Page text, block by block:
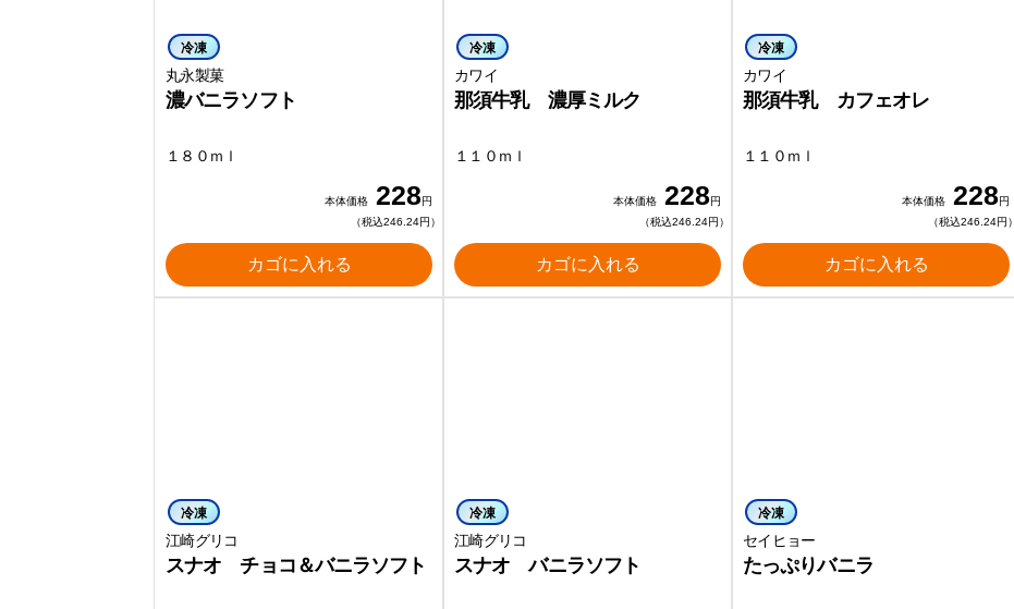
冷凍
丸永製菓
濃バニラソフト
１８０ｍｌ
本体価格 228円
（税込246.24円）
カゴに入れる
冷凍
カワイ
那須牛乳 濃厚ミルク
１１０ｍｌ
本体価格 228円
（税込246.24円）
カゴに入れる
冷凍
カワイ
那須牛乳 カフェオレ
１１０ｍｌ
本体価格 228円
（税込246.24円）
カゴに入れる
冷凍
江崎グリコ
スナオ チョコ＆バニラソフト
冷凍
江崎グリコ
スナオ バニラソフト
冷凍
セイヒョー
たっぷりバニラ